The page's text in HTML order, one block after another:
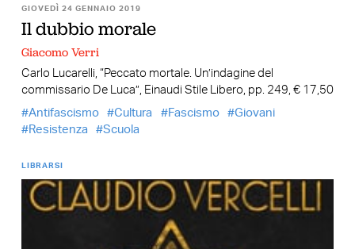
GIOVEDÌ 24 GENNAIO 2019
Il dubbio morale
Giacomo Verri
Carlo Lucarelli, “Peccato mortale. Un’indagine del
commissario De Luca”, Einaudi Stile Libero, pp. 249, € 17,50
Antifascismo
Cultura Fascismo
Giovani
Resistenza
Scuola
LIBRARSI